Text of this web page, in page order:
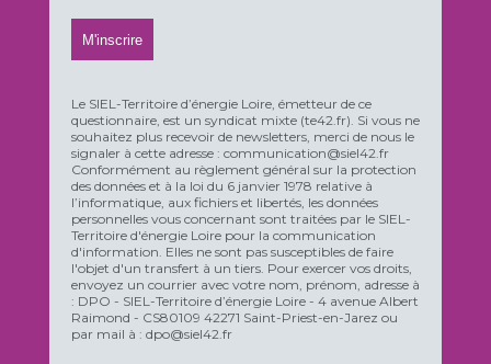
Le SIEL-Territoire d’énergie Loire, émetteur de ce
questionnaire, est un syndicat mixte (te42.fr). Si vous ne
souhaitez plus recevoir de newsletters, merci de nous le
signaler à cette adresse : communication@siel42.fr
Conformément au règlement général sur la protection
des données et à la loi du 6 janvier 1978 relative à
l’informatique, aux fichiers et libertés, les données
personnelles vous concernant sont traitées par le SIEL-
Territoire d'énergie Loire pour la communication
d'information. Elles ne sont pas susceptibles de faire
l'objet d'un transfert à un tiers. Pour exercer vos droits,
envoyez un courrier avec votre nom, prénom, adresse à
: DPO - SIEL-Territoire d’énergie Loire - 4 avenue Albert
Raimond - CS80109 42271 Saint-Priest-en-Jarez ou
par mail à : dpo@siel42.fr